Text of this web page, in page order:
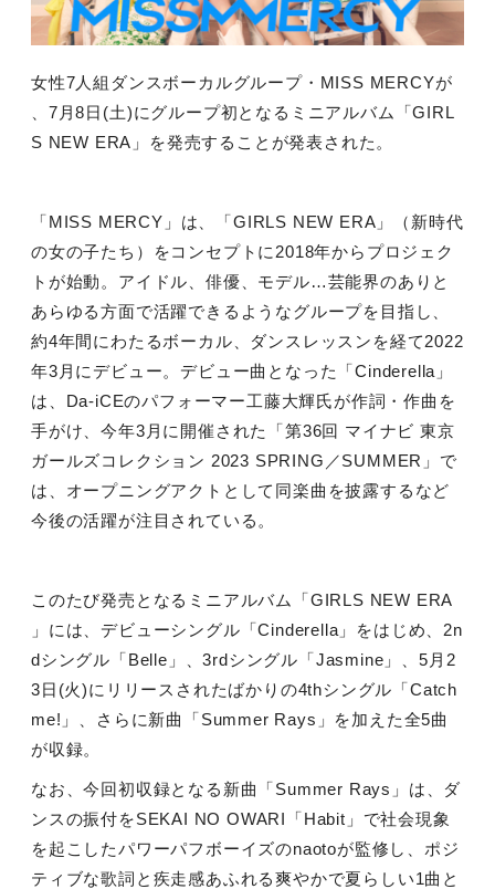
女性7人組ダンスボーカルグループ・ MISS MERCYが
7 月8日 (土)にグループ初となるミニアルバム「GIRL
S NEW ERA 」を発売することが発表された。
「MISS MERCY 」は、「GIRLS NEW ERA 」（新時代
の女の子たち）をコンセプトに 2018年からプロジェク
トが始動。アイドル、俳優、モデル…芸能界のありと
あらゆる方面で活躍できるようなグループを目指し、
約4年間にわたるボーカル、ダンスレッスンを経て2022
年3 月にデビュー。デビュー曲となった「Cinderella 」
は、 Da-iCEのパフォーマー工藤大輝氏が作詞・作曲を
手がけ、今年3 月に開催された「第36回 マイナビ 東京
ガールズコレクション 2023 SPRING ／SUMMER 」で
は、オープニングアクトとして同楽曲を披露するなど
今後の活躍が注目されている。
このたび発売となるミニアルバム「GIRLS NEW ERA
」には、デビューシングル「Cinderella 」をはじめ、 2n
dシングル「Belle 」、3rdシングル「Jasmine 」、5 月 2
3日 (火)にリリースされたばかりの4thシングル「Catch
me! 」、さらに新曲「Summer Rays 」を加えた全5曲
が収録。
なお、今回初収録となる新曲「Summer Rays 」は、ダ
ンスの振付をSEKAI NO OWARI 「Habit 」で社会現象
を起こしたパワーパフボーイズのnaotoが監修し、ポジ
ティブな歌詞と疾走感あふれる爽やかで夏らしい1曲と